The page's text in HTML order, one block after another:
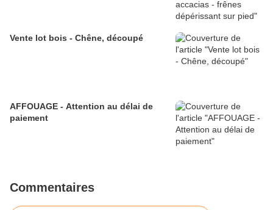
Vente lot bois - Chêne, découpé
AFFOUAGE - Attention au délai de
paiement
Commentaires